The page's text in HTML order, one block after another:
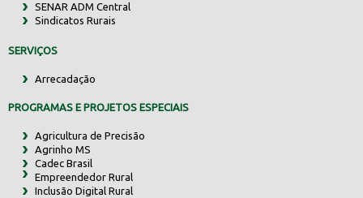
SENAR ADM Central
Sindicatos Rurais
SERVIÇOS
Arrecadação
PROGRAMAS E PROJETOS ESPECIAIS
Agricultura de Precisão
Agrinho MS
Cadec Brasil
Empreendedor Rural
Inclusão Digital Rural